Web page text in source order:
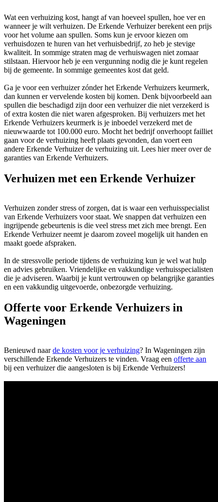
Wat een verhuizing kost, hangt af van hoeveel spullen, hoe ver en
wanneer je wilt verhuizen. De Erkende Verhuizer berekent een prijs
voor het volume aan spullen. Soms kun je ervoor kiezen om
verhuisdozen te huren van het verhuisbedrijf, zo heb je stevige
kwaliteit. In sommige straten mag de verhuiswagen niet zomaar
stilstaan. Hiervoor heb je een vergunning nodig die je kunt regelen
bij de gemeente. In sommige gemeentes kost dat geld.
Ga je voor een verhuizer zónder het Erkende Verhuizers keurmerk,
dan kunnen er vervelende kosten bij komen. Denk bijvoorbeeld aan
spullen die beschadigd zijn door een verhuizer die niet verzekerd is
of extra kosten die niet waren afgesproken. Bij verhuizers met het
Erkende Verhuizers keurmerk is je inboedel verzekerd met de
nieuwwaarde tot 100.000 euro. Mocht het bedrijf onverhoopt failliet
gaan voor de verhuizing heeft plaats gevonden, dan voert een
andere Erkende Verhuizer de verhuizing uit. Lees hier meer over de
garanties van Erkende Verhuizers.
Verhuizen met een Erkende Verhuizer
Verhuizen zonder stress of zorgen, dat is waar een verhuisspecialist
van Erkende Verhuizers voor staat. We snappen dat verhuizen een
ingrijpende gebeurtenis is die veel stress met zich mee brengt. Een
Erkende Verhuizer neemt je daarom zoveel mogelijk uit handen en
maakt goede afspraken.
In de stressvolle periode tijdens de verhuizing kun je wel wat hulp
en advies gebruiken. Vriendelijke en vakkundige verhuisspecialisten
die je adviseren. Waarbij je kunt vertrouwen op belangrijke garanties
en een vakkundig uitgevoerde, onbezorgde verhuizing.
Offerte voor Erkende Verhuizers in
Wageningen
Benieuwd naarde kosten voor je verhuizing? In Wageningen zijn
verschillende Erkende Verhuizers te vinden. Vraag een offerte aan
bij een verhuizer die aangesloten is bij Erkende Verhuizers!